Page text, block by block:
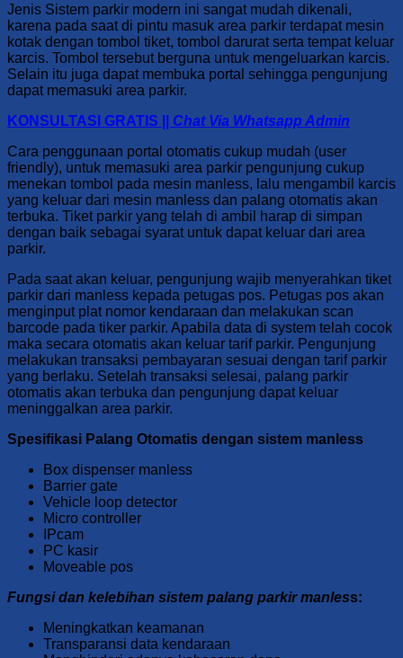
Jenis Sistem parkir modern ini sangat mudah dikenali,
karena pada saat di pintu masuk area parkir terdapat mesin
kotak dengan tombol tiket, tombol darurat serta tempat keluar
karcis. Tombol tersebut berguna untuk mengeluarkan karcis.
Selain itu juga dapat membuka portal sehingga pengunjung
dapat memasuki area parkir.
KONSULTASI GRATIS || Chat Via Whatsapp Admin
Cara penggunaan portal otomatis cukup mudah (user
friendly), untuk memasuki area parkir pengunjung cukup
menekan tombol pada mesin manless, lalu mengambil karcis
yang keluar dari mesin manless dan palang otomatis akan
terbuka. Tiket parkir yang telah di ambil harap di simpan
dengan baik sebagai syarat untuk dapat keluar dari area
parkir.
Pada saat akan keluar, pengunjung wajib menyerahkan tiket
parkir dari manless kepada petugas pos. Petugas pos akan
menginput plat nomor kendaraan dan melakukan scan
barcode pada tiker parkir. Apabila data di system telah cocok
maka secara otomatis akan keluar tarif parkir. Pengunjung
melakukan transaksi pembayaran sesuai dengan tarif parkir
yang berlaku. Setelah transaksi selesai, palang parkir
otomatis akan terbuka dan pengunjung dapat keluar
meninggalkan area parkir.
Spesifikasi Palang Otomatis dengan sistem manless
Box dispenser manless
Barrier gate
Vehicle loop detector
Micro controller
IPcam
PC kasir
Moveable pos
Fungsi dan kelebihan sistem palang parkir manless:
Meningkatkan keamanan
Transparansi data kendaraan